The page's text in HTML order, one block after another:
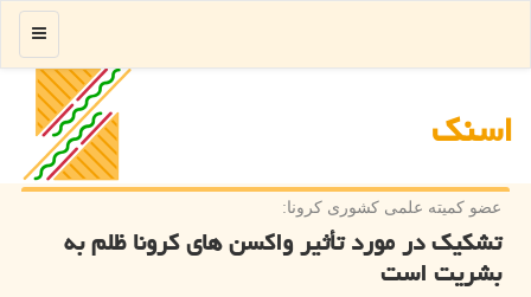
اسنك
منو
عضو كمیته علمی كشوری كرونا:
تشکیک در مورد تأثیر واکسن های کرونا ظلم به
بشریت است